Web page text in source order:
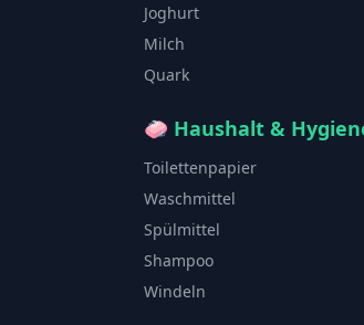
Joghurt
Milch
Quark
🧼 Haushalt &
Toilettenpapier
Waschmittel
Spülmittel
Shampoo
Windeln